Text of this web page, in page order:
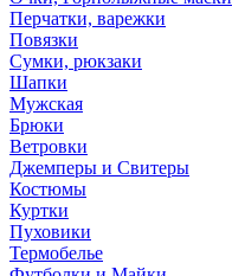
Перчатки, варежки
Повязки
Сумки, рюкзаки
Шапки
Мужская
Брюки
Ветровки
Джемперы и Свитеры
Костюмы
Куртки
Пуховики
Термобелье